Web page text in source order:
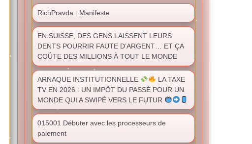
RichPravda : Manifeste
EN SUISSE, DES GENS LAISSENT LEURS
DENTS POURRIR FAUTE D’ARGENT… ET ÇA
COÛTE DES MILLIONS À TOUT LE MONDE
ARNAQUE INSTITUTIONNELLE
LA TAXE
TV EN 2026 : UN IMPÔT DU PASSÉ POUR UN
MONDE QUI A SWIPÉ VERS LE FUTUR
015001 Débuter avec les processeurs de
paiement